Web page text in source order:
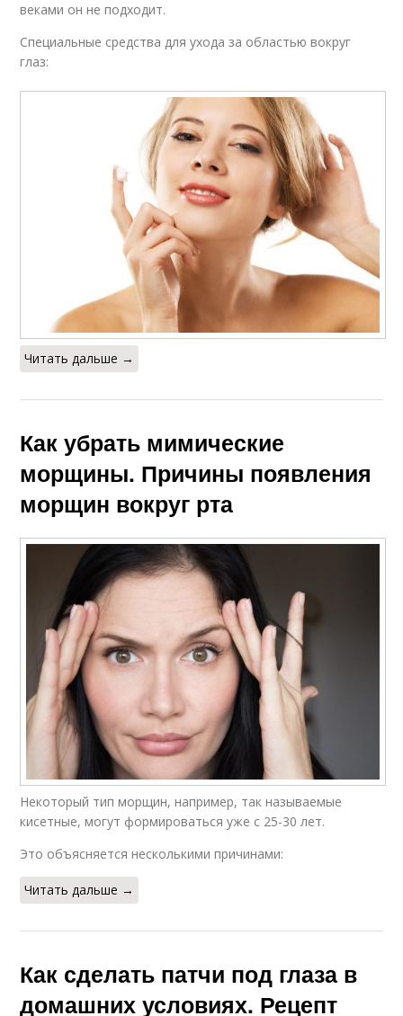
веками он не подходит.
Специальные средства для ухода за областью вокруг
глаз:
Читать дальше →
Как убрать мимические
морщины. Причины появления
морщин вокруг рта
Некоторый тип морщин, например, так называемые
кисетные, могут формироваться уже с 25-30 лет.
Это объясняется несколькими причинами:
Читать дальше →
Как сделать патчи под глаза в
домашних условиях. Рецепт